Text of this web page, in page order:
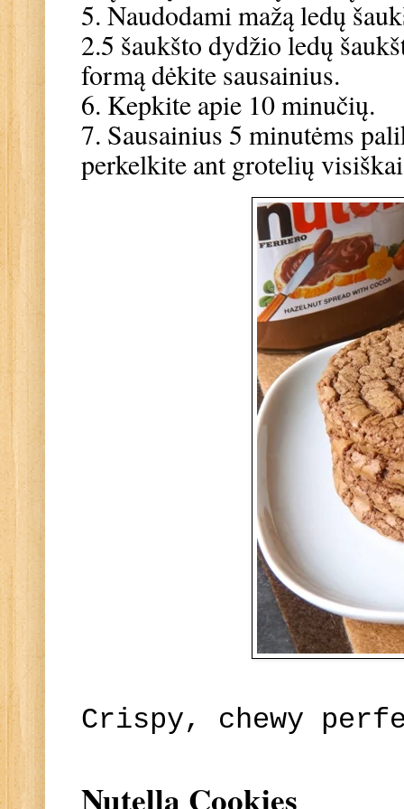
5. Naudodami mažą ledų
2.5 šaukšto dydžio ledų
formą dėkite sausainius.
6. Kepkite apie 10 minučių.
7. Sausainius 5 minutėms
perkelkite ant grotelių
Crispy, chewy
Nutella Cookies